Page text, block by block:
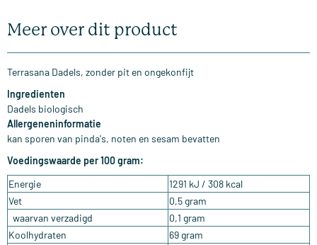
Meer over dit product
Terrasana Dadels, zonder pit en ongekonfijt
Ingredienten
Dadels biologisch
Allergeneninformatie
kan sporen van pinda's, noten en sesam bevatten
Voedingswaarde per 100 gram:
Energie
1291 kJ / 308 kcal
Vet
0,5 gram
waarvan verzadigd
0,1 gram
Koolhydraten
69 gram